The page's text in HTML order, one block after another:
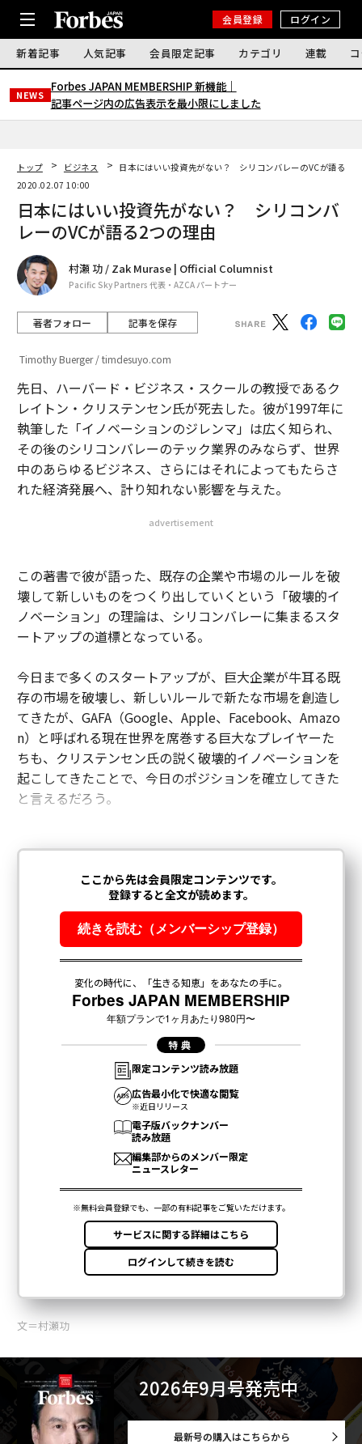
会員登録 ログイン
新着記事 人気記事 会員限定記事 カテゴリ 連載
NEWS
Forbes JAPAN MEMBERSHIP 新機能｜
記事ページ内の広告表示を最小限にしました
トップ ビジネス
日本にはいい投資先がない？ シリコンバレーのVCが語る2つ
2020.02.07 10:00
日本にはいい投資先がない？ シリコンバ
レーのVCが語る2つの理由
村瀬 功 / Zak Murase | Official Columnist
Pacific Sky Partners 代表・AZCA パートナー
著者フォロー 記事を保存
Timothy Buerger / timdesuyo.com
先日、ハーバード・ビジネス・スクールの教授であるク
レイトン・クリステンセン氏が死去した。彼が1997年に
執筆した「イノベーションのジレンマ」は広く知られ、
その後のシリコンバレーのテック業界のみならず、世界
中のあらゆるビジネス、さらにはそれによってもたらさ
れた経済発展へ、計り知れない影響を与えた。
advertisement
この著書で彼が語った、既存の企業や市場のルールを破
壊して新しいものをつくり出していくという「破壊的イ
ノベーション」の理論は、シリコンバレーに集まるスタ
ートアップの道標となっている。
今日まで多くのスタートアップが、巨大企業が牛耳る既
存の市場を破壊し、新しいルールで新たな市場を創造し
てきたが、GAFA（Google、Apple、Facebook、Amazo
n）と呼ばれる現在世界を席巻する巨大なプレイヤーた
ちも、クリステンセン氏の説く破壊的イノベーションを
起こしてきたことで、今日のポジションを確立してきた
と言えるだろう。
文＝村瀬功
2026年9月号発売中
最新号の購入はこちらから